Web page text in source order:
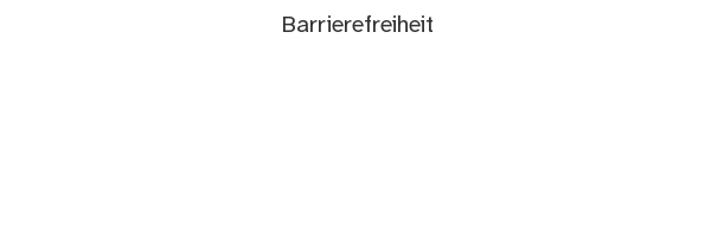
Barrierefreiheit